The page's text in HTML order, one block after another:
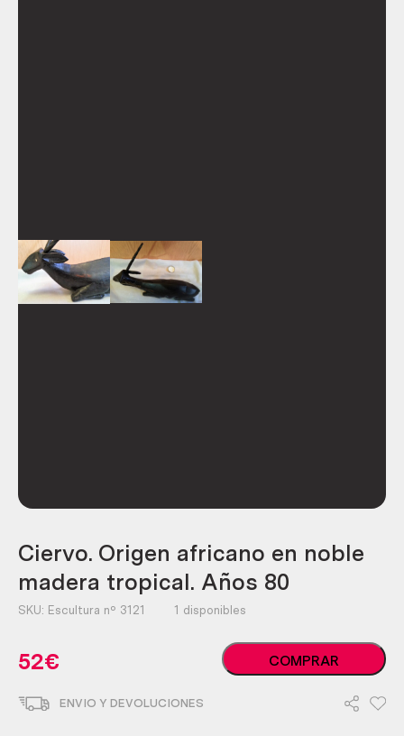
Ciervo. Origen africano en noble
madera tropical. Años 80
SKU: Escultura nº 3121 1 disponibles
52€
Ciervo.
Origen
COMPRAR
ENVIO Y DEVOLUCIONES